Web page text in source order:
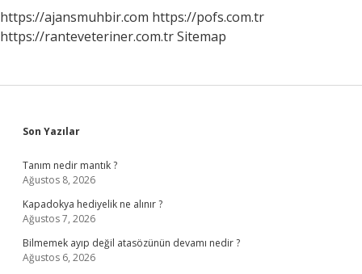
https://ajansmuhbir.com https://pofs.com.tr
https://ranteveteriner.com.trSitemap
Sidebar
Son Yazılar
Tanım nedir mantık ?
Ağustos 8, 2026
Kapadokya hediyelik ne alınır ?
Ağustos 7, 2026
Bilmemek ayıp değil atasözünün devamı nedir ?
Ağustos 6, 2026